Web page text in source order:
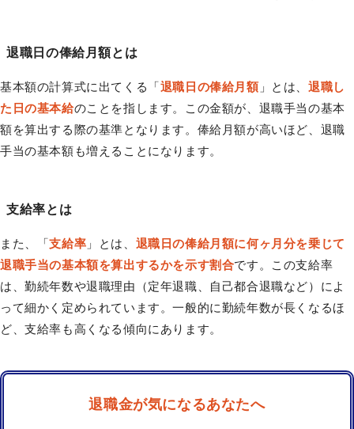
退職日の俸給月額とは
基本額の計算式に出てくる「退職日の俸給月額」とは、退職し
た日の基本給のことを指します。この金額が、退職手当の基本
額を算出する際の基準となります。俸給月額が高いほど、退職
手当の基本額も増えることになります。
支給率とは
また、「支給率 」とは、 退職日の俸給月額に何ヶ月分を乗じて
退職手当の基本額を算出するかを示す割合です。この支給率
は、勤続年数や退職理由（定年退職、自己都合退職など）によ
って細かく定められています。一般的に勤続年数が長くなるほ
ど、支給率も高くなる傾向にあります。
退職金が気になるあなたへ